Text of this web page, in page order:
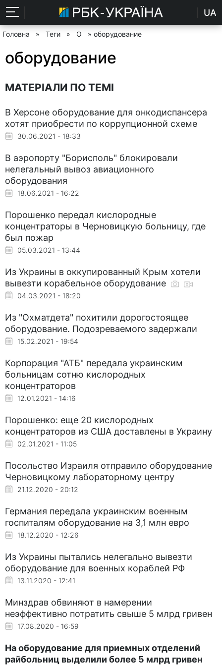
UA
Головна » Теги » О » оборудование
оборудование
МАТЕРІАЛИ ПО ТЕМІ
В Херсоне оборудование для онкодиспансера
хотят приобрести по коррупционной схеме
30.06.2021 - 18:33
В аэропорту "Борисполь" блокировали
нелегальный вывоз авиационного
оборудования
18.06.2021 - 16:22
Порошенко передал кислородные
концентраторы в Черновицкую больницу, где
был пожар
05.03.2021 - 13:44
Из Украины в оккупированный Крым хотели
вывезти корабельное оборудование
04.03.2021 - 18:20
Из "Охматдета" похитили дорогостоящее
оборудование. Подозреваемого задержали
15.02.2021 - 19:54
Корпорация "АТБ" передала украинским
больницам сотню кислородных
концентраторов
12.01.2021 - 14:16
Порошенко: еще 20 кислородных
концентраторов из США доставлены в Украину
02.01.2021 - 11:05
Посольство Израиля отправило оборудование
Черновицкому лабораторному центру
21.12.2020 - 20:12
Германия передала украинским военным
госпиталям оборудование на 3,1 млн евро
18.12.2020 - 12:26
Из Украины пытались нелегально вывезти
оборудование для военных кораблей РФ
13.11.2020 - 12:41
Минздрав обвиняют в намерении
неэффективно потратить свыше 5 млрд гривен
17.08.2020 - 16:59
На оборудование для приемных отделений
райбольниц выделили более 5 млрд гривен